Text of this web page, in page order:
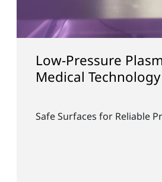
Plasma for
Reliable Products